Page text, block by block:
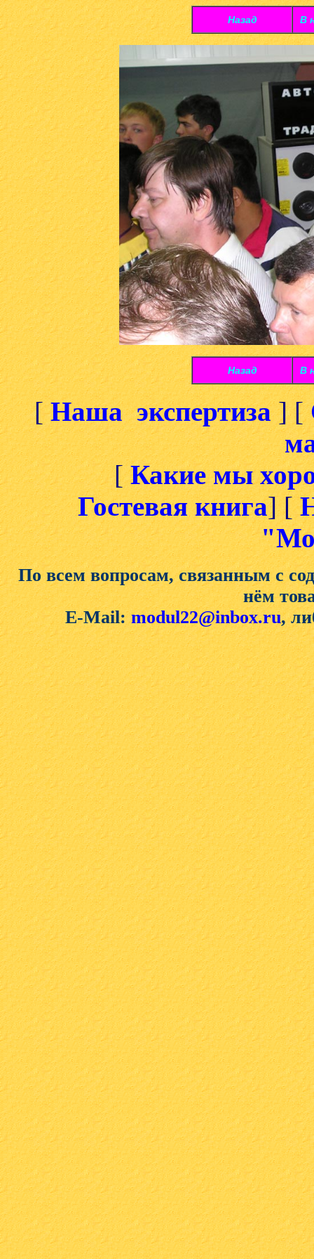
Назад В
Назад В
[Наша экспертиза] [
[Какие мы
Гостевая книга] [
По всем вопросам, связанным с
нём
E-Mail:modul22@inbox.ru,